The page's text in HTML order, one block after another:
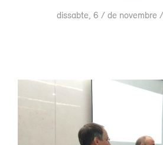
dissabte, 6 / de novembre